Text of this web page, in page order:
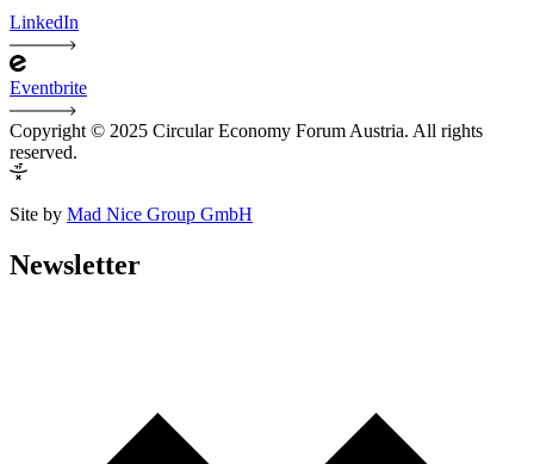
LinkedIn
Eventbrite
Copyright © 2025 Circular Economy Forum Austria. All rights
reserved.
Site by Mad Nice Group GmbH
Newsletter